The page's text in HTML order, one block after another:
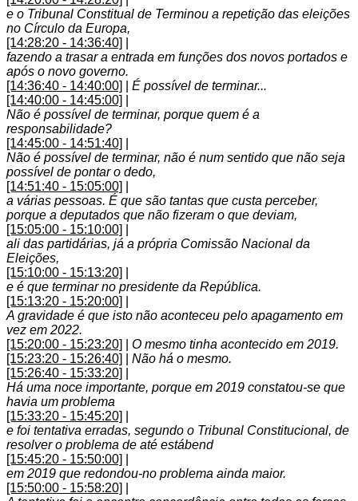
e o Tribunal Constitual de Terminou a repetição das eleições
no Círculo da Europa,
[14:28:20 - 14:36:40]
fazendo a trasar a entrada em funções dos novos portados e
após o novo governo.
[14:36:40 - 14:40:00]
É possível de terminar...
[14:40:00 - 14:45:00]
Não é possível de terminar, porque quem é a
responsabilidade?
[14:45:00 - 14:51:40]
Não é possível de terminar, não é num sentido que não seja
possível de pontar o dedo,
[14:51:40 - 15:05:00]
a várias pessoas. É que são tantas que custa perceber,
porque a deputados que não fizeram o que deviam,
[15:05:00 - 15:10:00]
ali das partidárias, já a própria Comissão Nacional da
Eleições,
[15:10:00 - 15:13:20]
e é que terminar no presidente da República.
[15:13:20 - 15:20:00]
A gravidade é que isto não aconteceu pelo apagamento em
vez em 2022.
[15:20:00 - 15:23:20]
O mesmo tinha acontecido em 2019.
[15:23:20 - 15:26:40]
Não há o mesmo.
[15:26:40 - 15:33:20]
Há uma noce importante, porque em 2019 constatou-se que
havia um problema
[15:33:20 - 15:45:20]
e foi tentativa erradas, segundo o Tribunal Constitucional, de
resolver o problema de até estábend
[15:45:20 - 15:50:00]
em 2019 que redondou-no problema ainda maior.
[15:50:00 - 15:58:20]